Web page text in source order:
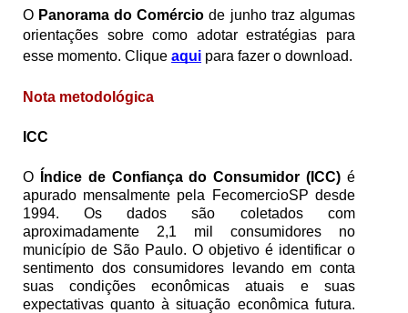
O Panorama do Comércio de junho traz algumas
orientações sobre como adotar estratégias para
esse momento. Clique aqui para fazer o download.
Nota metodológica
ICC
O Índice de Confiança do Consumidor (ICC) é
apurado mensalmente pela FecomercioSP desde
1994. Os dados são coletados com
aproximadamente 2,1 mil consumidores no
município de São Paulo. O objetivo é identificar o
sentimento dos consumidores levando em conta
suas condições econômicas atuais e suas
expectativas quanto à situação econômica futura.